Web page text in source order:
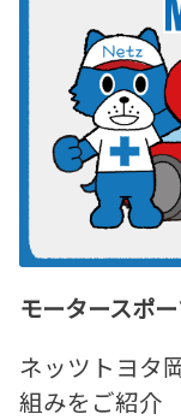
モータースポ
ネッツトヨタ
組みをご紹介